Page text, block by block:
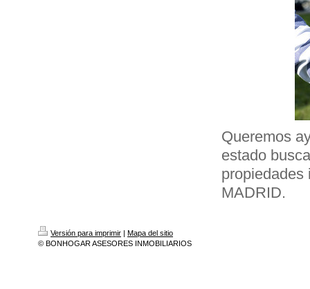
Queremos
estado
MADRID.
Versión para imprimir | Mapa del sitio
© BONHOGAR ASESORES INMOBILIARIOS